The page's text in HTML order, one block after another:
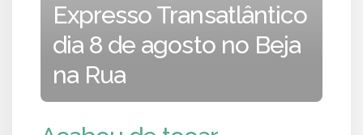
Expresso Transatlântico
dia 8 de agosto no Beja
na Rua